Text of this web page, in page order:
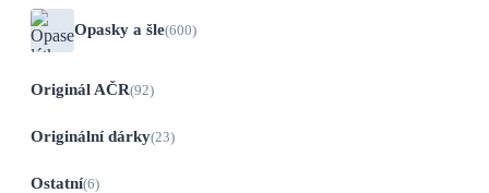
Opasky a šle(600)
Originál AČR(92)
Originální dárky(23)
Ostatní(6)